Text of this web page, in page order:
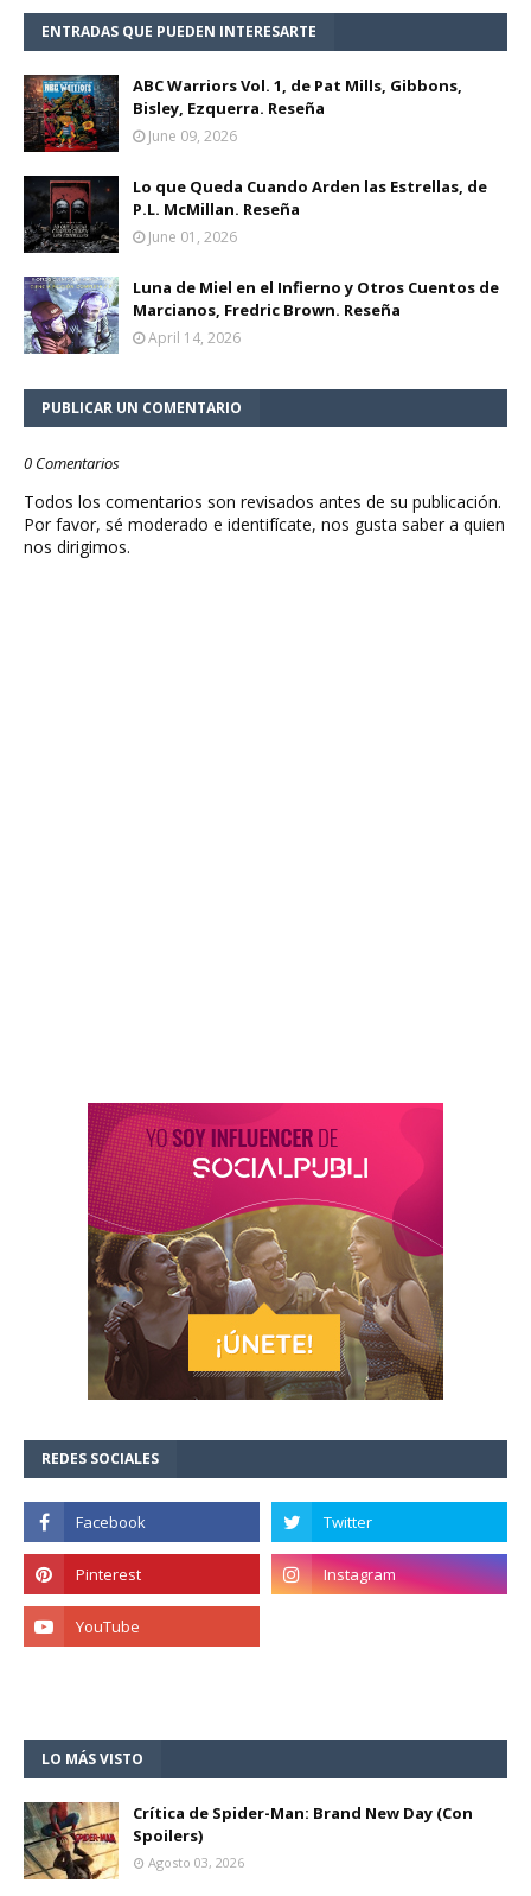
ENTRADAS QUE PUEDEN INTERESARTE
ABC Warriors Vol. 1, de Pat Mills, Gibbons,
Bisley, Ezquerra. Reseña
June 09, 2026
Lo que Queda Cuando Arden las Estrellas, de
P.L. McMillan. Reseña
June 01, 2026
Luna de Miel en el Infierno y Otros Cuentos de
Marcianos, Fredric Brown. Reseña
April 14, 2026
PUBLICAR UN COMENTARIO
0 Comentarios
Todos los comentarios son revisados antes de su publicación.
Por favor, sé moderado e identifícate, nos gusta saber a quien
nos dirigimos.
REDES SOCIALES
LO MÁS VISTO
Crítica de Spider-Man: Brand New Day (Con
Spoilers)
Agosto 03, 2026